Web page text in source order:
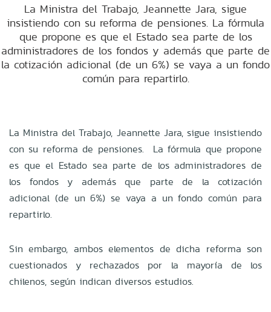
La Ministra del Trabajo, Jeannette Jara, sigue
insistiendo con su reforma de pensiones. La fórmula
que propone es que el Estado sea parte de los
administradores de los fondos y además que parte de
la cotización adicional (de un 6%) se vaya a un fondo
común para repartirlo.
La Ministra del Trabajo, Jeannette Jara, sigue insistiendo
con su reforma de pensiones. La fórmula que propone
es que el Estado sea parte de los administradores de
los fondos y además que parte de la cotización
adicional (de un 6%) se vaya a un fondo común para
repartirlo.
Sin embargo, ambos elementos de dicha reforma son
cuestionados y rechazados por la mayoría de los
chilenos, según indican diversos estudios.